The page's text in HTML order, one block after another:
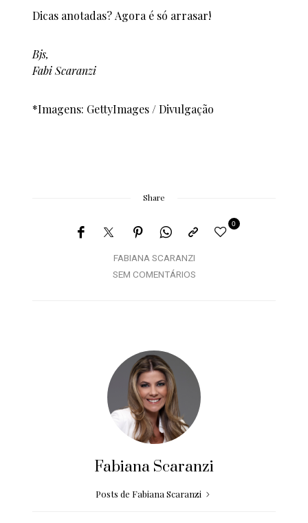
Dicas anotadas? Agora é só arrasar!
Bjs,
Fabi Scaranzi
*Imagens: GettyImages / Divulgação
Share
FABIANA SCARANZI
0
SEM COMENTÁRIOS
Fabiana Scaranzi
Posts de Fabiana Scaranzi